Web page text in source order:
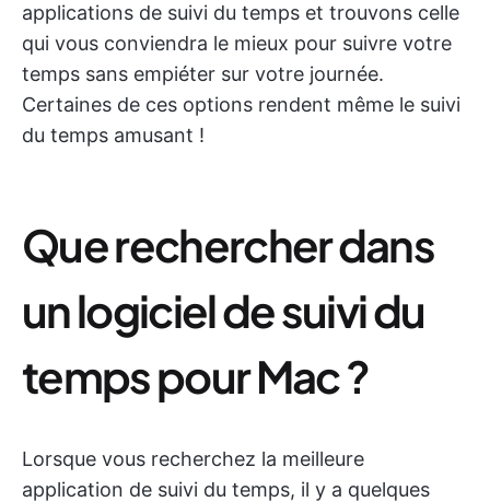
applications de suivi du temps et trouvons celle
qui vous conviendra le mieux pour suivre votre
temps sans empiéter sur votre journée.
Certaines de ces options rendent même le suivi
du temps amusant !
Que rechercher dans
un logiciel de suivi du
temps pour Mac ?
Lorsque vous recherchez la meilleure
application de suivi du temps, il y a quelques